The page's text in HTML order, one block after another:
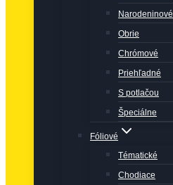
Narodeninové
Obrie
Chrómové
Priehľadné
S potlačou
Špeciálne
Fóliové
Tématické
Chodiace